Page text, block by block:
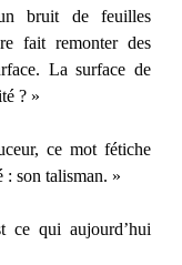
bruit de feuilles
fait remonter des
La surface de
? »
ce mot fétiche
: son talisman. »
ce qui aujourd’hui